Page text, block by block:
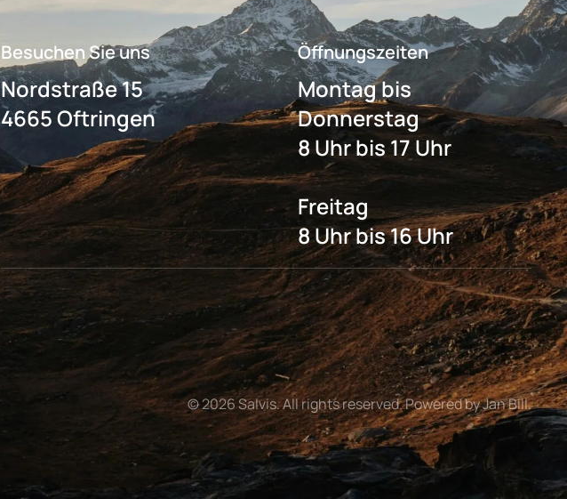
Besuchen Sie uns
Nordstraße 15
4665 Oftringen
Öffnungszeiten
Montag bis
Donnerstag
8 Uhr bis 17 Uhr
Freitag
8 Uhr bis 16 Uhr
©2026Salvis. All rights reserved. Powered by Jan Bill.